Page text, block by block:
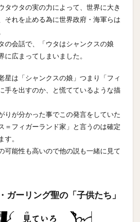
タウタの実の力によって、世界に大き
それを止める為に世界政府・海軍らは
の会話で、「ウタはシャンクスの娘
に広まってしまいました。
星は「シャンクスの娘」つまり「フィ
手を出すのか、と慌てているような描
りが分かった事でこの発言をしていた
＝フィガーランド家」と言うのは確定
す。
可能性も高いので他の説も一緒に見て
ガーリング聖の「子供たち」